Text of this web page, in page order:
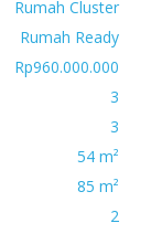
Rumah Cluster
Rumah Ready
Rp960.000.000
3
3
54 m²
85 m²
2